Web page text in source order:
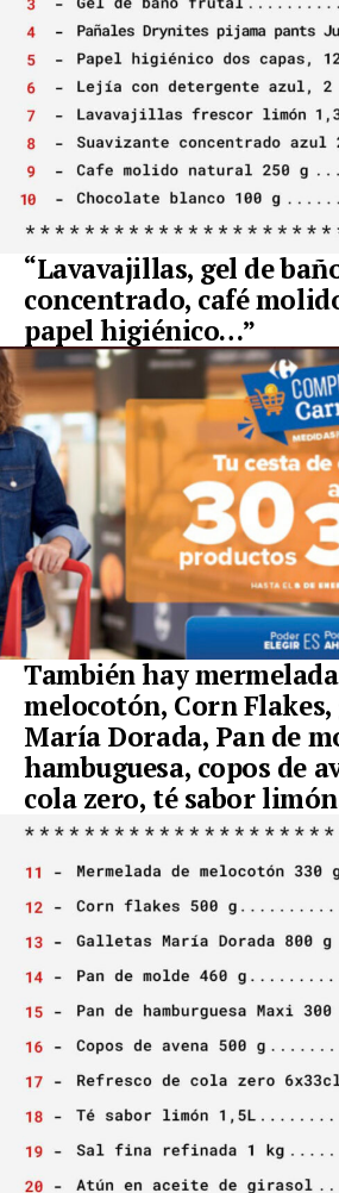
“Lavavajillas, gel de
concentrado, café
papel higiénico…”
También hay
melocotón, Corn
María Dorada, Pan de
hambuguesa, copos de
cola zero, té sabor